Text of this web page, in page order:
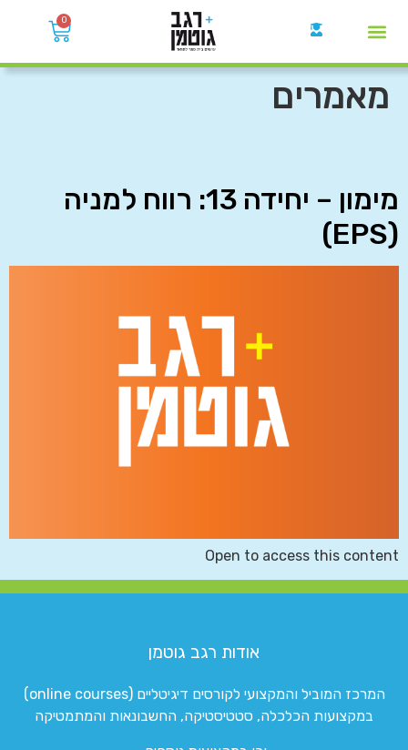
0
מאמרים
מימון – יחידה 13: רווח למניה
(EPS)
Open to access this content
אודות רגב גוטמן
המרכז המוביל והמקצועי לקורסים דיגיטליים (online courses)
במקצועות הכלכלה, סטטיסטיקה, החשבונאות והמתמטיקה